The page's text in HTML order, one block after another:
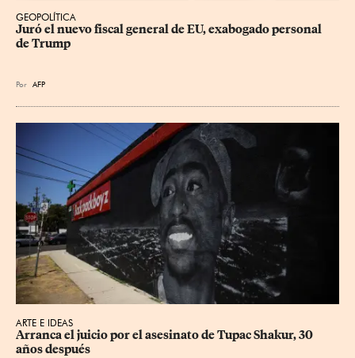
GEOPOLÍTICA
Juró el nuevo fiscal general de EU, exabogado personal
de Trump
Por AFP
ARTE E IDEAS
Arranca el juicio por el asesinato de Tupac Shakur, 30
años después